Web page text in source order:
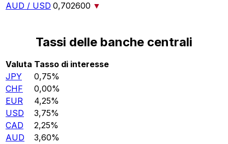
AUD / USD 0,702600 ▼
Tassi delle banche centrali
Valuta Tasso di interesse
JPY
0,75%
CHF
0,00%
EUR
4,25%
USD
3,75%
CAD
2,25%
AUD
3,60%